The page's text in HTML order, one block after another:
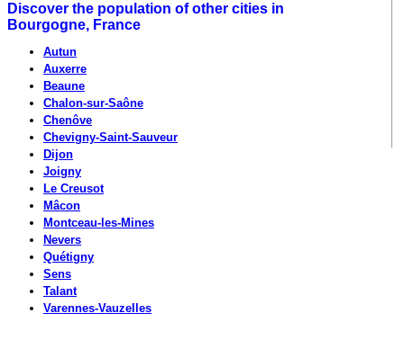
Discover the population of other cities in
Bourgogne, France
Autun
Auxerre
Beaune
Chalon-sur-Saône
Chenôve
Chevigny-Saint-Sauveur
Dijon
Joigny
Le Creusot
Mâcon
Montceau-les-Mines
Nevers
Quétigny
Sens
Talant
Varennes-Vauzelles